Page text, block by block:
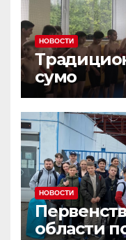
НОВОСТИ
сумо
НОВОСТИ
области